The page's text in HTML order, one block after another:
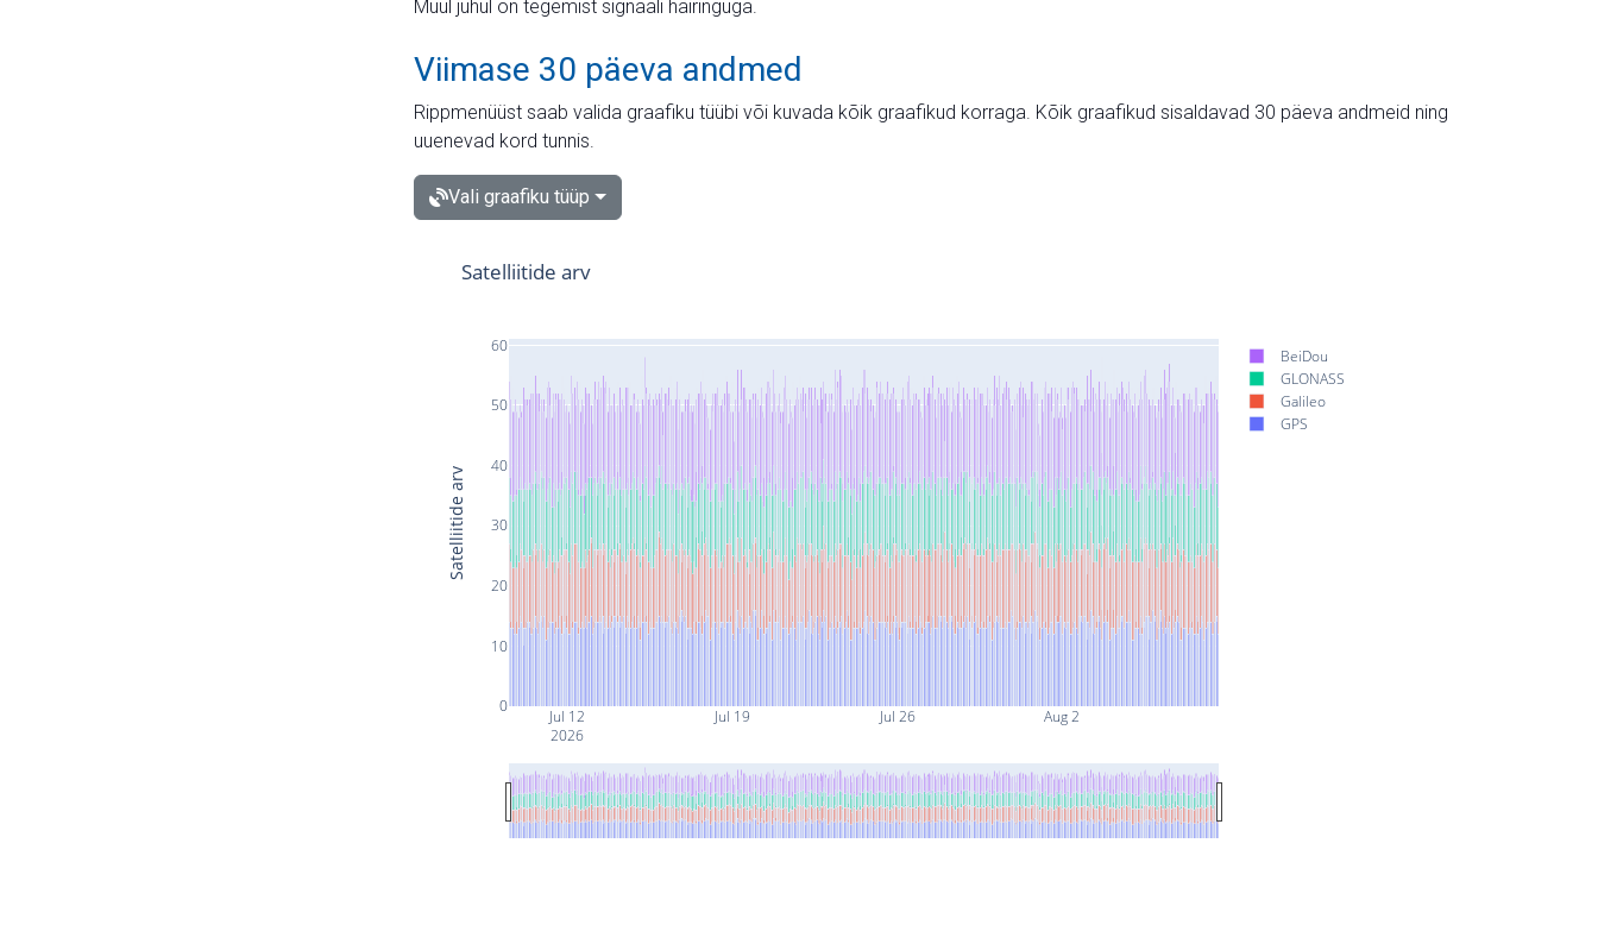
Muul juhul on tegemist signaali häiringuga.
Viimase 30 päeva andmed
Rippmenüüst saab valida graafiku tüübi või kuvada kõik graafikud korraga. Kõik graafikud sisaldavad 30 päeva andmeid ning
uuenevad kord tunnis.
Vali graafiku tüüp
Jul 12
2026
Jul 19 Jul 26 Aug 2
0
10
20
30
40
50
60
BeiDou
GLONASS
Galileo
GPS
Satelliitide arv
Satelliitide arv